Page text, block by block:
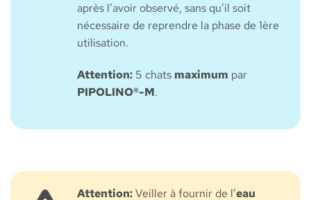
après l’avoir observé, sans qu’il soit
nécessaire de reprendre la phase de 1ère
utilisation.
Attention: 5 chats maximum par
PIPOLINO®-M.
Attention:Veiller à fournir de l’eau